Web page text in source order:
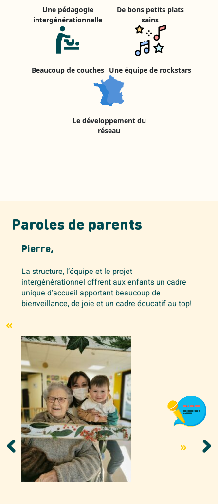
Une pédagogie
intergénérationnelle
De bons petits plats
sains
Beaucoup de couches Une équipe de rockstars
Le développement du
réseau
Paroles de parents
Pierre,
La structure, l’équipe et le projet
intergénérationnel offrent aux enfants un cadre
unique d’accueil apportant beaucoup de
bienveillance, de joie et un cadre éducatif au top!